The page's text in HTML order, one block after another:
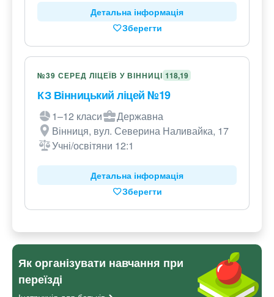
Детальна інформація
Зберегти
№39 СЕРЕД ЛІЦЕЇВ У ВІННИЦІ 118,19
КЗ Вінницький ліцей №19
1–12 класи
Державна
Вінниця, вул. Северина Наливайка, 17
Учні/освітяни 12:1
Детальна інформація
Зберегти
Як організувати навчання при
переїзді